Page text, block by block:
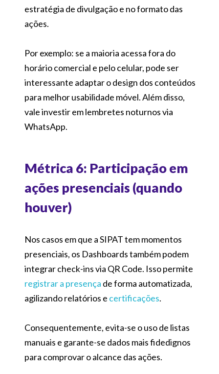
estratégia de divulgação e no formato das
ações.
Por exemplo: se a maioria acessa fora do
horário comercial e pelo celular, pode ser
interessante adaptar o design dos conteúdos
para melhor usabilidade móvel. Além disso,
vale investir em lembretes noturnos via
WhatsApp.
Métrica 6: Participação em
ações presenciais (quando
houver)
Nos casos em que a SIPAT tem momentos
presenciais, os Dashboards também podem
integrar check-ins via QR Code. Isso permite
registrar a presença de forma automatizada,
agilizando relatórios e certificações.
Consequentemente, evita-se o uso de listas
manuais e garante-se dados mais fidedignos
para comprovar o alcance das ações.